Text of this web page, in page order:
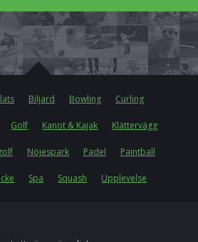
Biljard Bowling Curling
Golf Kanot & Kajak Klättervägg
Nöjespark Padel Paintball
Spa Squash Upplevelse